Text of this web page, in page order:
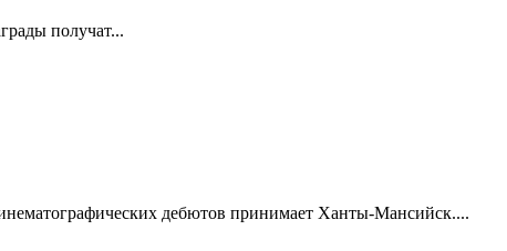
получат...
дебютов принимает Ханты-Мансийск....